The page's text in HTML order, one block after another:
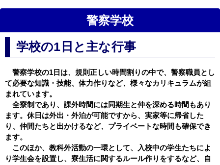
警察学校
学校の1日と主な行事
警察学校の1日は、規則正しい時間割りの中で、警察職員とし
て必要な知識・技能、体力作りなど、様々なカリキュラムが組
まれています。
全寮制であり、課外時間には同期生と仲を深める時間もあり
ます。休日は外出・外泊が可能ですから、実家等に帰省した
り、仲間たちと出かけるなど、プライベートな時間も確保でき
ます。
このほか、教科外活動の一環として、入校中の学生たちによ
り学生会を設置し、寮生活に関するルール作りをするなど、自